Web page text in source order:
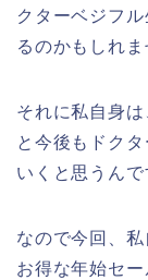
クターベジフ
るのかもしれま
それに私自身
と今後もドク
いくと思うんで
なので今回、
お得な年始セ